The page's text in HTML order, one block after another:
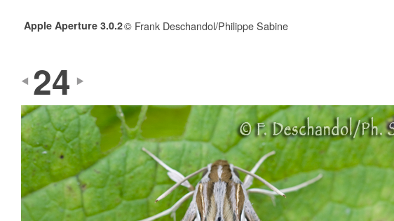
Apple Aperture 3.0.2© Frank Deschandol/Philippe Sabine
24